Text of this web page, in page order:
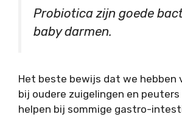
Probiotica zijn goede
baby darmen.
Het beste bewijs dat we hebben
bij oudere zuigelingen en
helpen bij sommige gastro-